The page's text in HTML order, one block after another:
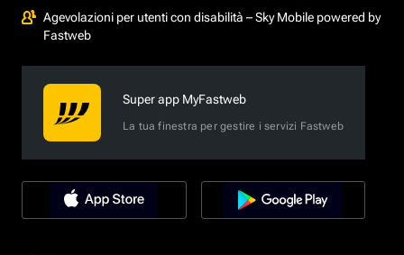
Agevolazioni per utenti con disabilità – Sky Mobile powered by
Fastweb
Super app MyFastweb
La tua finestra per gestire i servizi Fastweb